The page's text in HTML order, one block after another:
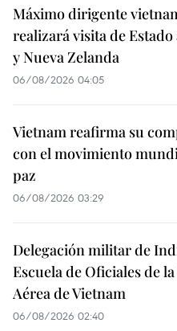
Máximo dirigente
realizará visita de Estado
y Nueva Zelanda
06/08/2026 04:05
Vietnam reafirma su
con el movimiento
paz
06/08/2026 03:29
Delegación militar de
Escuela de Oficiales de
Aérea de Vietnam
06/08/2026 02:40